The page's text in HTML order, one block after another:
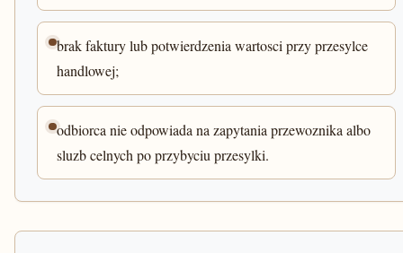
brak faktury lub potwierdzenia wartosci przy przesylce
handlowej;
odbiorca nie odpowiada na zapytania przewoznika albo
sluzb celnych po przybyciu przesylki.